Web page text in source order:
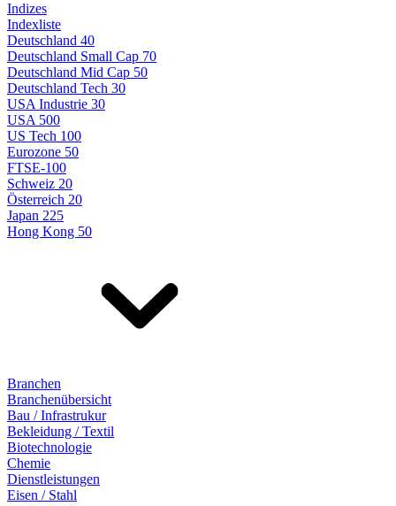
Indizes
Indexliste
Deutschland 40
Deutschland Small Cap 70
Deutschland Mid Cap 50
Deutschland Tech 30
USA Industrie 30
USA 500
US Tech 100
Eurozone 50
FTSE-100
Schweiz 20
Österreich 20
Japan 225
Hong Kong 50
Branchen
Branchenübersicht
Bau / Infrastrukur
Bekleidung / Textil
Biotechnologie
Chemie
Dienstleistungen
Eisen / Stahl